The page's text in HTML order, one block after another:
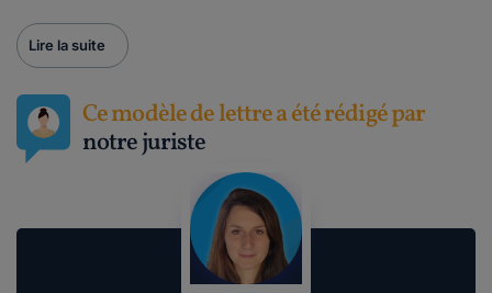
Lire la suite
Ce modèle de lettre a été rédigé par
notre juriste